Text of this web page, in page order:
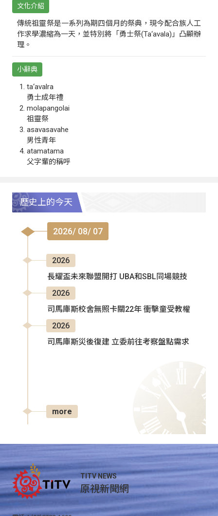
文化介紹
傳統祖靈祭是一系列為期四個月的祭典，現今配合族人工
作求學濃縮為一天，並特別將「勇士祭(Ta‘avala)」凸顯辦
理。
小辭典
ta‘avalra
勇士成年禮
molapangolai
祖靈祭
asavasavahe
男性青年
atamatama
父字輩的稱呼
歷史上的今天
2026/ 08/ 07
2026
長耀盃未來聯盟開打 UBA和SBL同場競技
2026
司馬庫斯校舍無照卡關22年 衝擊童受教權
2026
司馬庫斯災後復建 立委前往考察盤點需求
more
TITV NEWS
原視新聞網